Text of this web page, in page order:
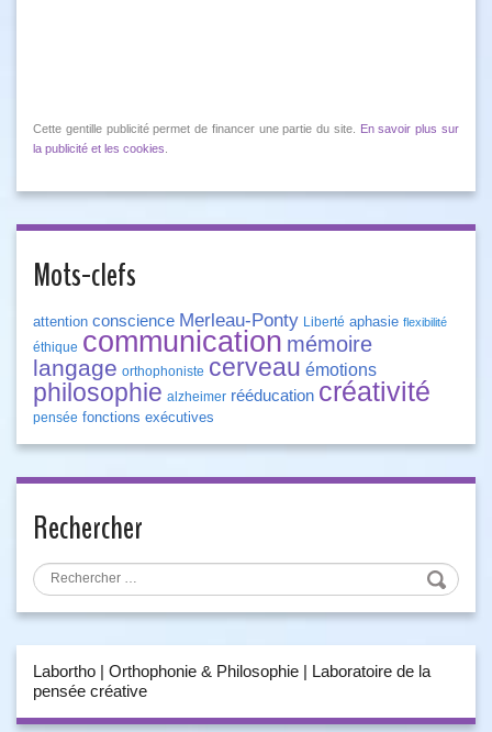
Cette gentille publicité permet de financer une partie du site.
En savoir plus sur
la publicité et les cookies
Mots-clefs
attention conscience Merleau-Ponty Liberté aphasie flexibilité
éthique communication mémoire
langage orthophoniste cerveau émotions
philosophie alzheimer rééducation créativité
pensée fonctions exécutives
Rechercher
Labortho | Orthophonie & Philosophie | Laboratoire de la
pensée créative